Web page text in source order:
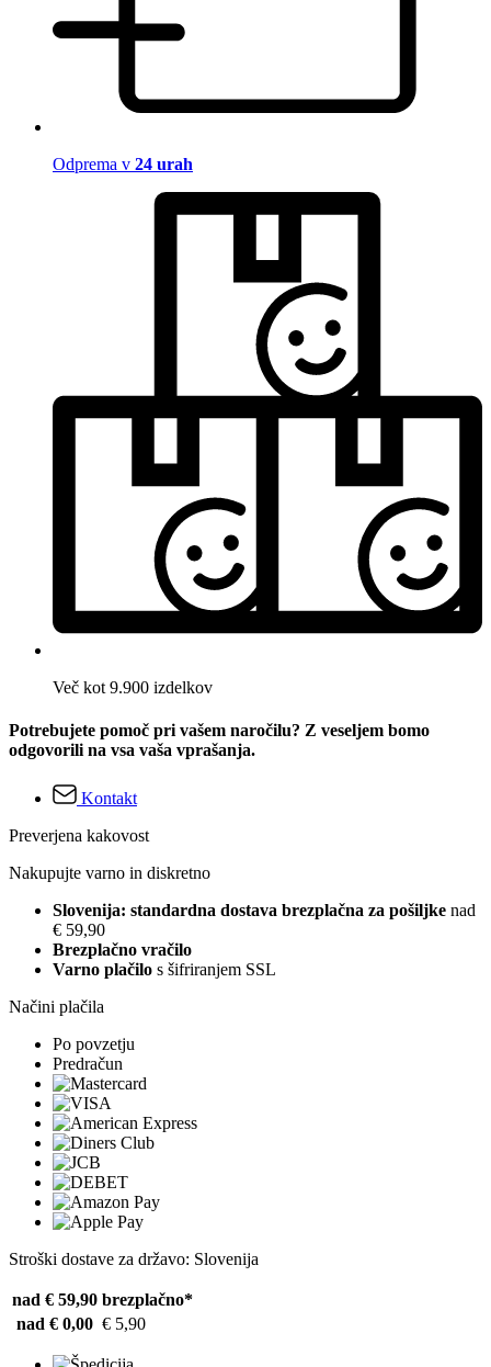
Odprema v 24 urah
Več kot 9.900 izdelkov
Potrebujete pomoč pri vašem naročilu? Z veseljem bomo
odgovorili na vsa vaša vprašanja.
Kontakt
Preverjena kakovost
Nakupujte varno in diskretno
Slovenija: standardna dostava brezplačna za pošiljke nad
€ 59,90
Brezplačno vračilo
Varno plačilo s šifriranjem SSL
Načini plačila
Po povzetju
Predračun
Stroški dostave za državo: Slovenija
nad € 59,90 brezplačno*
nad € 0,00 € 5,90